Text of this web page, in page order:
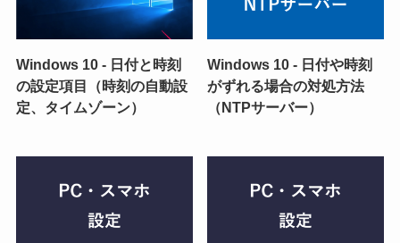
Windows 10 - 日付と時刻
の設定項目（時刻の自動設
定、タイムゾーン）
Windows 10 - 日付や時刻
がずれる場合の対処方法
（NTPサーバー）